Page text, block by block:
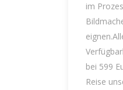
im
bei 599
Reise